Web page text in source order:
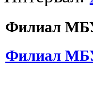
Филиал
Филиал